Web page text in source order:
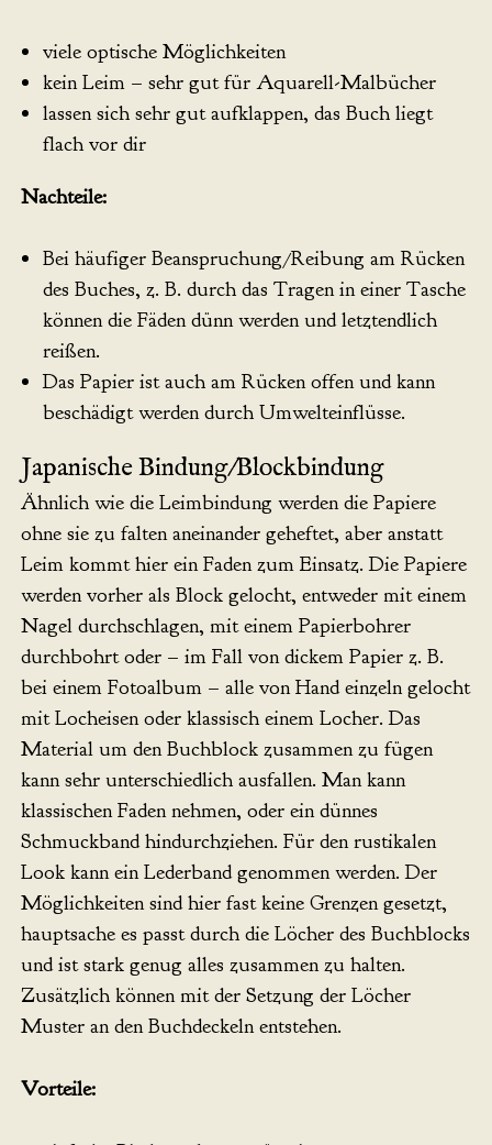
viele optische Möglichkeiten
kein Leim – sehr gut für Aquarell-Malbücher
lassen sich sehr gut aufklappen, das Buch liegt
flach vor dir
Nachteile:
Bei häufiger Beanspruchung/Reibung am Rücken
des Buches, z. B. durch das Tragen in einer Tasche
können die Fäden dünn werden und letztendlich
reißen.
Das Papier ist auch am Rücken offen und kann
beschädigt werden durch Umwelteinflüsse.
Japanische Bindung/Blockbindung
Ähnlich wie die Leimbindung werden die Papiere
ohne sie zu falten aneinander geheftet, aber anstatt
Leim kommt hier ein Faden zum Einsatz. Die Papiere
werden vorher als Block gelocht, entweder mit einem
Nagel durchschlagen, mit einem Papierbohrer
durchbohrt oder – im Fall von dickem Papier z. B.
bei einem Fotoalbum – alle von Hand einzeln gelocht
mit Locheisen oder klassisch einem Locher. Das
Material um den Buchblock zusammen zu fügen
kann sehr unterschiedlich ausfallen. Man kann
klassischen Faden nehmen, oder ein dünnes
Schmuckband hindurchziehen. Für den rustikalen
Look kann ein Lederband genommen werden. Der
Möglichkeiten sind hier fast keine Grenzen gesetzt,
hauptsache es passt durch die Löcher des Buchblocks
und ist stark genug alles zusammen zu halten.
Zusätzlich können mit der Setzung der Löcher
Muster an den Buchdeckeln entstehen.
Vorteile: